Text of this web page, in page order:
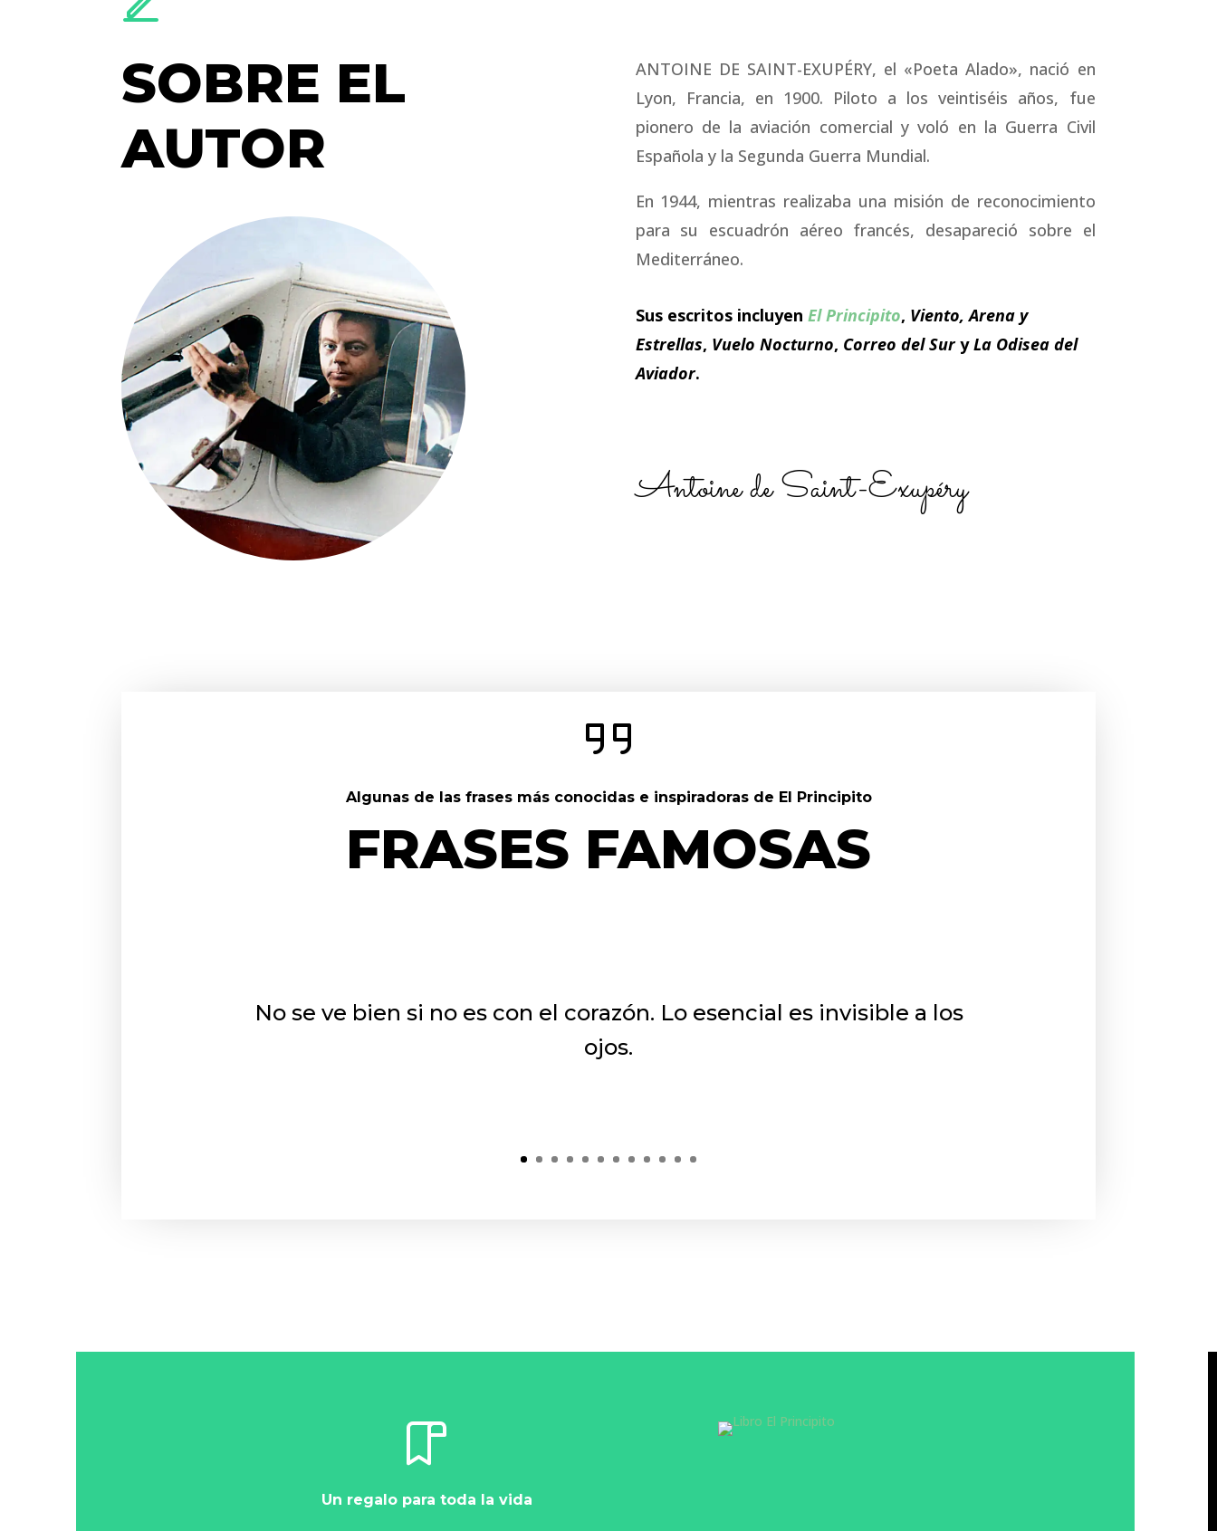
SOBRE EL
AUTOR
ANTOINE DE SAINT-EXUPÉRY, el «Poeta Alado», nació en
Lyon, Francia, en 1900. Piloto a los veintiséis años, fue
pionero de la aviación comercial y voló en la Guerra Civil
Española y la Segunda Guerra Mundial.
En 1944, mientras realizaba una misión de reconocimiento
para su escuadrón aéreo francés, desapareció sobre el
Mediterráneo.
Sus escritos incluyen El Principito, Viento, Arena y
Estrellas, Vuelo Nocturno, Correo del SuryLa Odisea del
Aviador.
Antoine de Saint-Exupéry
Algunas de las frases más conocidas e inspiradoras de El Principito
FRASES FAMOSAS
No se ve bien si no es con el corazón. Lo esencial es invisible a los
ojos.
Un regalo para toda la vida